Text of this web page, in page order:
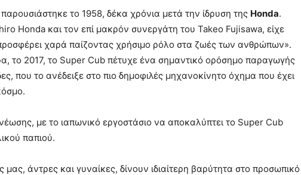
το 1958, δέκα χρόνια μετά την ίδρυση της Honda.
Honda και τον επί μακρόν συνεργάτη του Takeo Fujisawa, είχε
χαρά παίζοντας χρήσιμο ρόλο στα ζωές των ανθρώπων».
το 2017, το Super Cub πέτυχε ένα σημαντικό ορόσημο παραγωγής
που το ανέδειξε στο πιο δημοφιλές μηχανοκίνητο όχημα που έχει
με το ιαπωνικό εργοστάσιο να αποκαλύπτει το Super Cub
παπιού.
μας, άντρες και γυναίκες, δίνουν ιδιαίτερη βαρύτητα στο προσωπικό